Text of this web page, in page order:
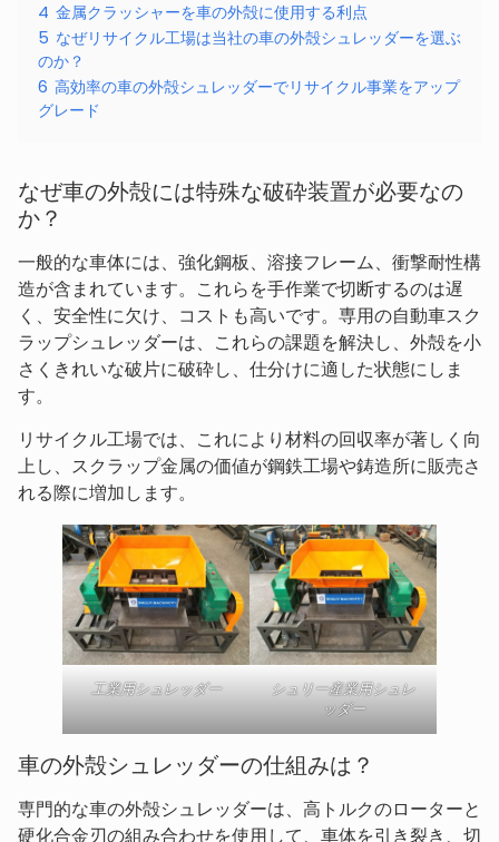
4 金属クラッシャーを車の外殻に使用する利点
5 なぜリサイクル工場は当社の車の外殻シュレッダーを選ぶ
のか？
6 高効率の車の外殻シュレッダーでリサイクル事業をアップ
グレード
なぜ車の外殻には特殊な破砕装置が必要なの
か？
一般的な車体には、強化鋼板、溶接フレーム、衝撃耐性構
造が含まれています。これらを手作業で切断するのは遅
く、安全性に欠け、コストも高いです。専用の自動車スク
ラップシュレッダーは、これらの課題を解決し、外殻を小
さくきれいな破片に破砕し、仕分けに適した状態にしま
す。
リサイクル工場では、これにより材料の回収率が著しく向
上し、スクラップ金属の価値が鋼鉄工場や鋳造所に販売さ
れる際に増加します。
工業用シュレッダー
シュリー産業用シュレ
ッダー
車の外殻シュレッダーの仕組みは？
専門的な車の外殻シュレッダーは、高トルクのローターと
硬化合金刃の組み合わせを使用して、車体を引き裂き、切